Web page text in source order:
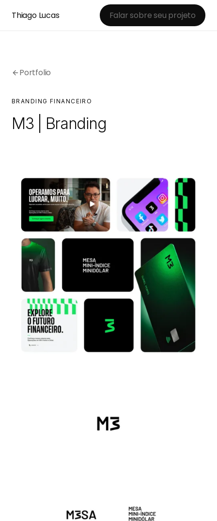
Thiago Lucas Falar sobre seu projeto
Portfolio
BRANDING FINANCEIRO
M3 | Branding